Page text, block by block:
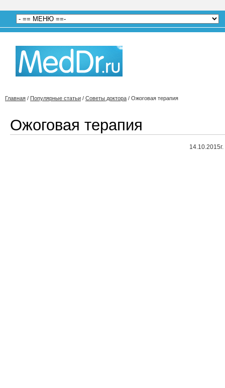
Главная / Популярные статьи / Советы доктора / Ожоговая терапия
Ожоговая терапия
14.10.2015г.